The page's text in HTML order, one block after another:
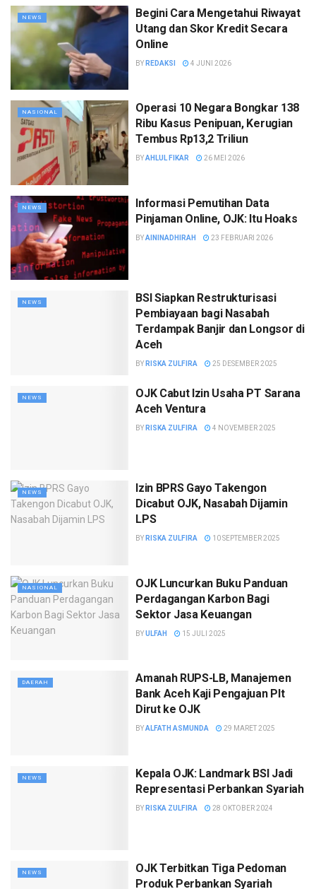
NEWS
Begini Cara Mengetahui Riwayat
Utang dan Skor Kredit Secara
Online
BY REDAKSI 4 JUNI 2026
NASIONAL
Operasi 10 Negara Bongkar 138
Ribu Kasus Penipuan, Kerugian
Tembus Rp13,2 Triliun
BYAHLUL FIKAR 26 MEI 2026
NEWS
Informasi Pemutihan Data
Pinjaman Online, OJK: Itu Hoaks
BYAININADHIRAH 23 FEBRUARI 2026
NEWS
BSI Siapkan Restrukturisasi
Pembiayaan bagi Nasabah
Terdampak Banjir dan Longsor di
Aceh
BY RISKA ZULFIRA 25 DESEMBER 2025
NEWS
OJK Cabut Izin Usaha PT Sarana
Aceh Ventura
BY RISKA ZULFIRA 4 NOVEMBER 2025
NEWS
Izin BPRS Gayo Takengon
Dicabut OJK, Nasabah Dijamin
LPS
BY RISKA ZULFIRA 10 SEPTEMBER 2025
NASIONAL
OJK Luncurkan Buku Panduan
Perdagangan Karbon Bagi
Sektor Jasa Keuangan
BYULFAH 15 JULI 2025
DAERAH
Amanah RUPS-LB, Manajemen
Bank Aceh Kaji Pengajuan Plt
Dirut ke OJK
BYALFATH ASMUNDA 29 MARET 2025
NEWS
Kepala OJK: Landmark BSI Jadi
Representasi Perbankan Syariah
BY RISKA ZULFIRA 28 OKTOBER 2024
NEWS
OJK Terbitkan Tiga Pedoman
Produk Perbankan Syariah